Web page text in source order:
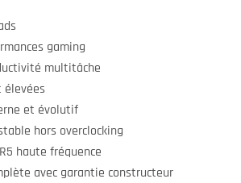
gaming
multitâche
élevées
et évolutif
hors overclocking
haute fréquence
avec garantie constructeur